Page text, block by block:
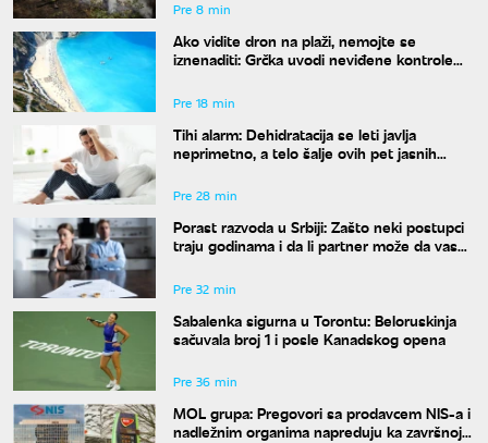
Pre 8 min
Ako vidite dron na plaži, nemojte se
iznenaditi: Grčka uvodi neviđene kontrole
Pre 18 min
Tihi alarm: Dehidratacija se leti javlja
neprimetno, a telo šalje ovih pet jasnih
Pre 28 min
Porast razvoda u Srbiji: Zašto neki postupci
traju godinama i da li partner može da vas
Pre 32 min
Sabalenka sigurna u Torontu: Beloruskinja
sačuvala broj 1 i posle Kanadskog opena
Pre 36 min
MOL grupa: Pregovori sa prodavcem NIS-a i
nadležnim organima napreduju ka završnoj